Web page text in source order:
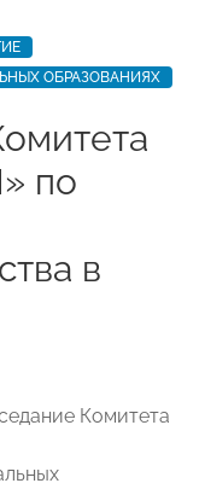
ОБРАЗОВАНИЯХ
по
в
Комитета